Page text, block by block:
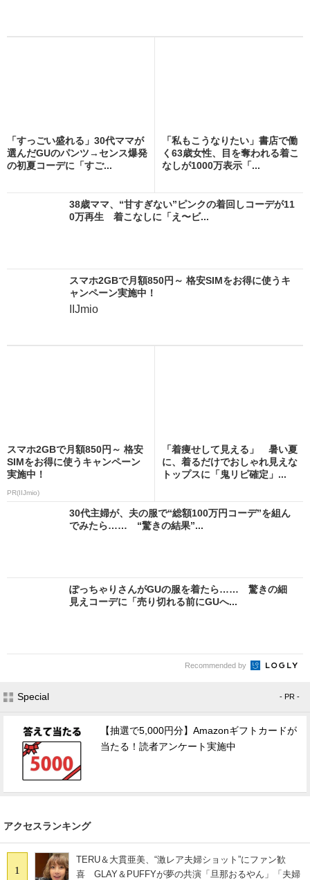
「すっごい盛れる」30代ママが
選んだGUのパンツ→センス爆発
の初夏コーデに「すご...
「私もこうなりたい」書店で働
く63歳女性、目を奪われる着こ
なしが1000万表示「...
38歳ママ、“甘すぎない”ピンクの着回しコーデが11
0万再生 着こなしに「え〜ビ...
スマホ2GBで月額850円～ 格安SIMをお得に使うキ
ャンペーン実施中！
IIJmio
スマホ2GBで月額850円～ 格安
SIMをお得に使うキャンペーン
実施中！
PR(IIJmio)
「着痩せして見える」 暑い夏
に、着るだけでおしゃれ見えな
トップスに「鬼リピ確定」...
30代主婦が、夫の服で“総額100万円コーデ”を組ん
でみたら…… “驚きの結果”...
ぽっちゃりさんがGUの服を着たら…… 驚きの細
見えコーデに「売り切れる前にGUへ...
Recommended by
Special - PR -
【抽選で5,000円分】Amazonギフトカードが
当たる！読者アンケート実施中
アクセスランキング
1
TERU＆大貫亜美、“激レア夫婦ショット”にファン歓
喜 GLAY＆PUFFYが夢の共演「旦那おるやん」「夫婦